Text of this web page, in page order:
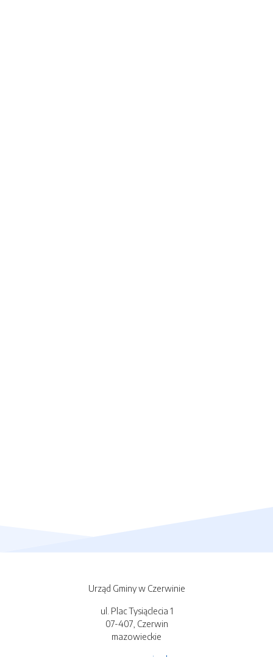
Urząd Gminy w Czerwinie
ul. Plac Tysiąclecia 1
07-407, Czerwin
mazowieckie